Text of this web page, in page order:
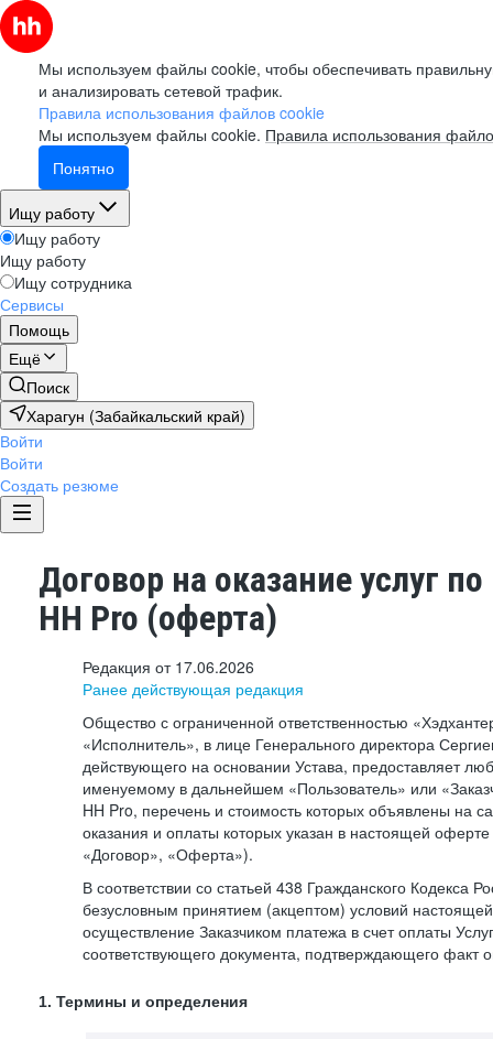
Мы используем файлы cookie, чтобы обеспечивать
и анализировать сетевой трафик.
Правила использования файлов cookie
Мы используем файлы cookie. Правила использования
Понятно
Ищу работу
Ищу работу
Ищу работу
Ищу сотрудника
Сервисы
Помощь
Ещё
Поиск
Харагун (Забайкальский край)
Войти
Войти
Создать резюме
Договор на оказание услуг
HH Pro (оферта)
Редакция от 17.06.2026
Ранее действующая редакция
Общество с ограниченной ответственностью
«Исполнитель», в лице Генерального директора
действующего на основании Устава, предоставляет
именуемому в дальнейшем «Пользователь» или
HH Pro, перечень и стоимость которых объявлены на
оказания и оплаты которых указан в настоящей
«Договор», «Оферта»).
В соответствии со статьей 438 Гражданского Кодекса
безусловным принятием (акцептом) условий
осуществление Заказчиком платежа в счет оплаты
соответствующего документа, подтверждающего факт
1. Термины и определения